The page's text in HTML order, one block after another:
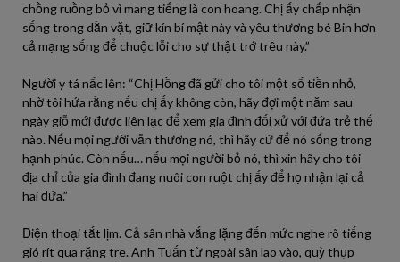
chồng ruồng bỏ vì mang tiếng là con hoang. Chị ấy chấp nhận
sống trong dằn vặt, giữ kín bí mật này và yêu thương bé Bin hơn
cả mạng sống để chuộc lỗi cho sự thật trớ trêu này.”
Người y tá nấc lên: “Chị Hồng đã gửi cho tôi một số tiền nhỏ,
nhờ tôi hứa rằng nếu chị ấy không còn, hãy đợi một năm sau
ngày giỗ mới được liên lạc để xem gia đình đối xử với đứa trẻ thế
nào. Nếu mọi người vẫn thương nó, thì hãy cứ để nó sống trong
hạnh phúc. Còn nếu… nếu mọi người bỏ nó, thì xin hãy cho tôi
địa chỉ của gia đình đang nuôi con ruột chị ấy để họ nhận lại cả
hai đứa.”
Điện thoại tắt lịm. Cả sân nhà vắng lặng đến mức nghe rõ tiếng
gió rít qua rặng tre. Anh Tuấn từ ngoài sân lao vào, quỳ thụp